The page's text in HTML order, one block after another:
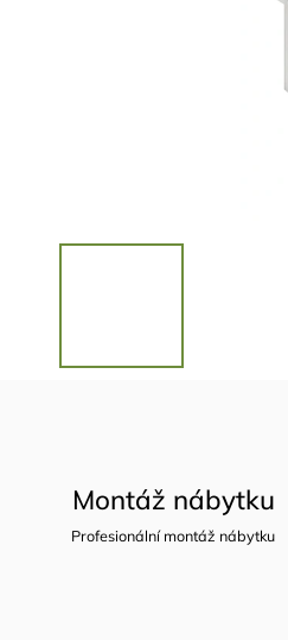
Montáž nábytku
Profesionální montáž nábytku